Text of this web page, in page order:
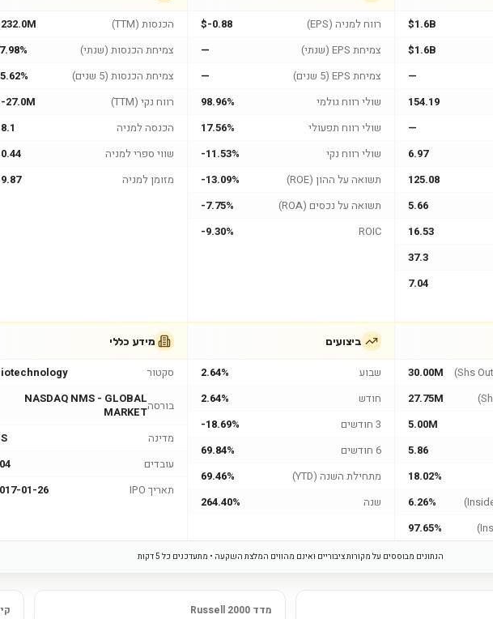
$1.6B
$1.6B
—
154.19
—
6.97
125.08
5.66
16.53
37.3
7.04
רווח למניה (EPS)
$-0.88
צמיחת EPS (שנתי)
—
צמיחת EPS (5 שנים)
—
שולי רווח גולמי
98.96%
שולי רווח תפעולי
17.56%
שולי רווח נקי
-11.53%
תשואה על ההון (ROE)
-13.09%
תשואה על נכסים (ROA)
-7.75%
ROIC
-9.30%
הכנסות (TTM)
צמיחת הכנסות (שנתי)
צמיחת הכנסות (5 שנים)
רווח נקי (TTM)
27.0M
הכנסה למניה
שווי ספרי למניה
מזומן למניה
30.00M
27.75M
5.00M
5.86
18.02%
6.26%
97.65%
ביצועים
שבוע
2.64%
חודש
2.64%
3 חודשים
-18.69%
6 חודשים
69.84%
מתחילת השנה (YTD)
69.46%
שנה
264.40%
מידע כללי
סקטור
בורסהNASDAQ NMS - GLOBAL
MARKET
מדינה
עובדים
תאריך IPO
01-26
הנתונים מבוססים על מקורות ציבוריים ואינם מהווים המלצת השקעה • מתעדכנים כל 5 דקות
מדד Russell 2000